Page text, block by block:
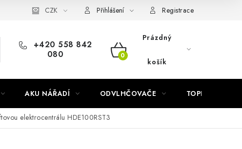
Náhradní díly Könner & Söhnen Reklamační řád
CZK Přihlášení Registrace
+420 558 842
080
NÁKUPNÍ
Prázdný
košík
AKU NÁŘADÍ ODVLHČOVAČE TOPIDLA
elektrocentrálu HDE100RST3